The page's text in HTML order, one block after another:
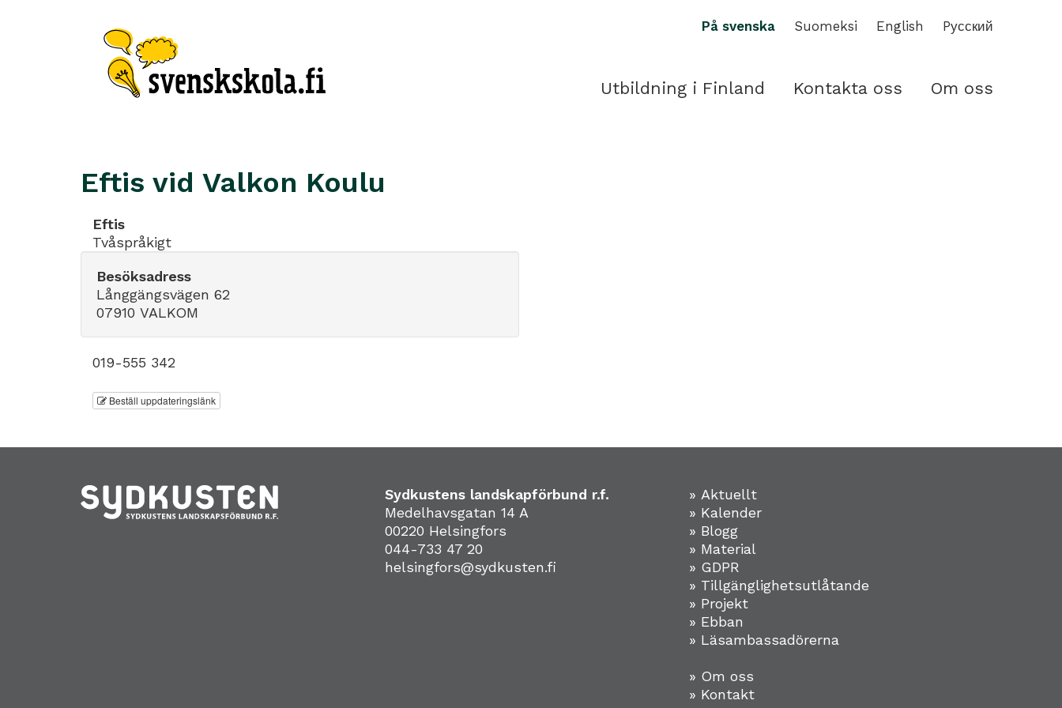
På svenska Suomeksi English Pусский
Utbildning i Finland Kontakta oss Om oss
Eftis vid Valkon Koulu
Eftis
Tvåspråkigt
Besöksadress
Långgängsvägen 62
07910 VALKOM
019-555 342
Beställ uppdateringslänk
Sydkustens landskapförbund r.f.
Medelhavsgatan 14 A
00220 Helsingfors
044-733 47 20
helsingfors@sydkusten.fi
» Aktuellt
» Kalender
» Blogg
» Material
» GDPR
» Tillgänglighetsutlåtande
» Projekt
» Ebban
» Läsambassadörerna
» Om oss
» Kontakt